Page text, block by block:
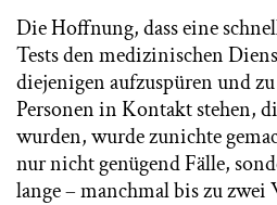
Die Hoffnung, dass eine
Tests den medizinischen
diejenigen aufzuspüren und
Personen in Kontakt stehen,
wurden, wurde zunichte
nur nicht genügend Fälle,
lange – manchmal bis zu zwei